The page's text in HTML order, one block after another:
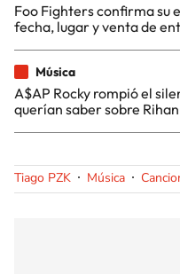
Foo Fighters confirma su
fecha, lugar y venta de
Música
A$AP Rocky rompió el
querían saber sobre
Tiago PZK Música